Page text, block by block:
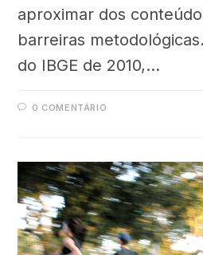
aproximar dos
barreiras
do IBGE de 2010,…
0 COMENTÁRIO